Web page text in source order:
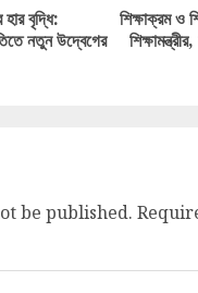
Previous
বৃদ্ধি:
নতুন উদ্বেগের Next
শিক্ষাক্রম ও
be published.